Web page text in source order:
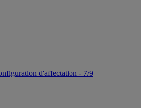
d'affectation - 7/9